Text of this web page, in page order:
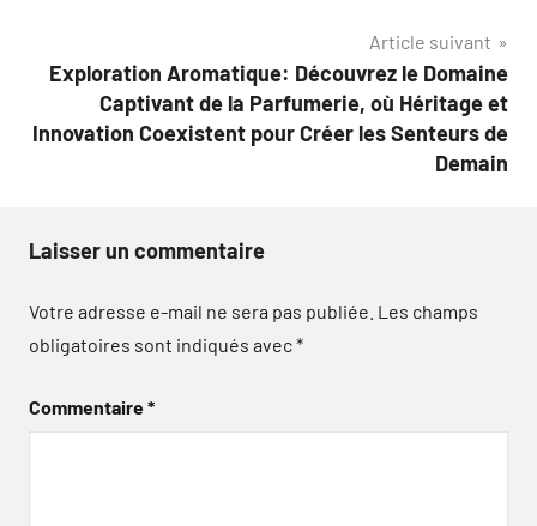
Article suivant
Exploration Aromatique: Découvrez le Domaine
Captivant de la Parfumerie, où Héritage et
Innovation Coexistent pour Créer les Senteurs de
Demain
Laisser un commentaire
Votre adresse e-mail ne sera pas publiée. Les champs
obligatoires sont indiqués avec*
Commentaire*